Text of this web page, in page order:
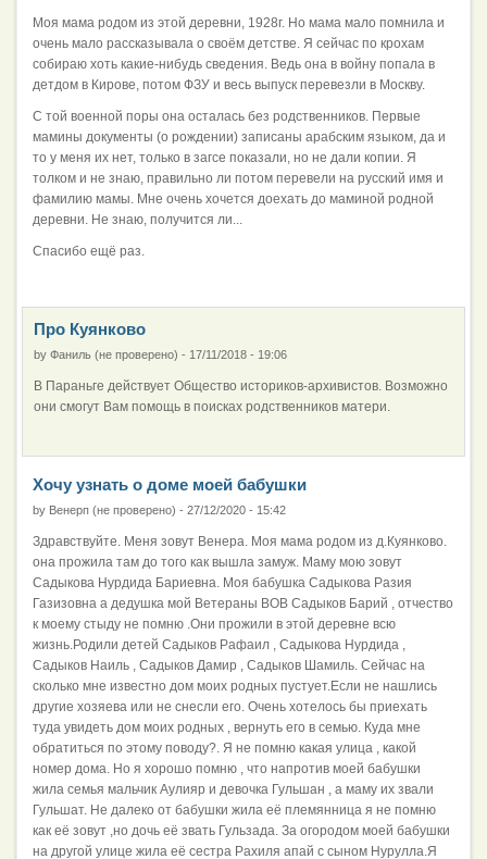
Моя мама родом из этой деревни, 1928г. Но мама мало помнила и
очень мало рассказывала о своём детстве. Я сейчас по крохам
собираю хоть какие-нибудь сведения. Ведь она в войну попала в
детдом в Кирове, потом ФЗУ и весь выпуск перевезли в Москву.
С той военной поры она осталась без родственников. Первые
мамины документы (о рождении) записаны арабским языком, да и
то у меня их нет, только в загсе показали, но не дали копии. Я
толком и не знаю, правильно ли потом перевели на русский имя и
фамилию мамы. Мне очень хочется доехать до маминой родной
деревни. Не знаю, получится ли...
Спасибо ещё раз.
Про Куянково
by Фаниль (не проверено) - 17/11/2018 - 19:06
В Параньге действует Общество историков-архивистов. Возможно
они смогут Вам помощь в поисках родственников матери.
Хочу узнать о доме моей бабушки
by Венерп (не проверено) - 27/12/2020 - 15:42
Здравствуйте. Меня зовут Венера. Моя мама родом из д.Куянково.
она прожила там до того как вышла замуж. Маму мою зовут
Садыкова Нурдида Бариевна. Моя бабушка Садыкова Разия
Газизовна а дедушка мой Ветераны ВОВ Садыков Барий , отчество
к моему стыду не помню .Они прожили в этой деревне всю
жизнь.Родили детей Садыков Рафаил , Садыкова Нурдида ,
Садыков Наиль , Садыков Дамир , Садыков Шамиль. Сейчас на
сколько мне известно дом моих родных пустует.Если не нашлись
другие хозяева или не снесли его. Очень хотелось бы приехать
туда увидеть дом моих родных , вернуть его в семью. Куда мне
обратиться по этому поводу?. Я не помню какая улица , какой
номер дома. Но я хорошо помню , что напротив моей бабушки
жила семья мальчик Аулияр и девочка Гульшан , а маму их звали
Гульшат. Не далеко от бабушки жила её племянница я не помню
как её зовут ,но дочь её звать Гульзада. За огородом моей бабушки
на другой улице жила её сестра Рахиля апай с сыном Нурулла.Я